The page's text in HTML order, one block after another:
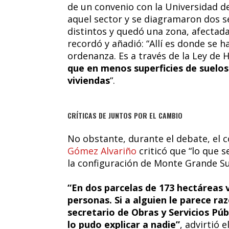
de un convenio con la Universidad
aquel sector y se diagramaron dos
distintos y quedó una zona,
recordó y añadió: “Allí es donde se
ordenanza. Es a través de la Ley de
que en menos superficies de
viviendas“.
CRÍTICAS DE JUNTOS POR EL CAMBIO
No obstante, durante el debate, el
Gómez Alvariño criticó que “lo que
la configuración de Monte Grande
“En dos parcelas de 173
personas. Si a alguien le parece
secretario de Obras y Servicios
lo pudo explicar a nadie”, advirtió